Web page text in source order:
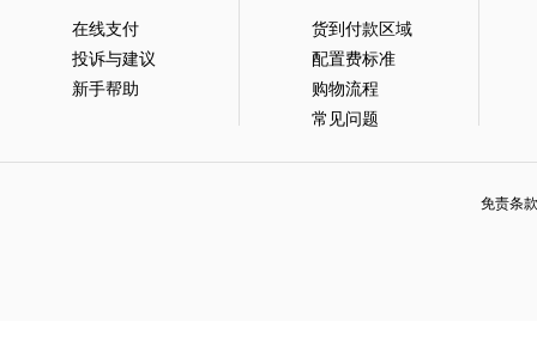
在线支付
投诉与建议
新手帮助
货到付款区域
配置费标准
购物流程
常见问题
免责条款